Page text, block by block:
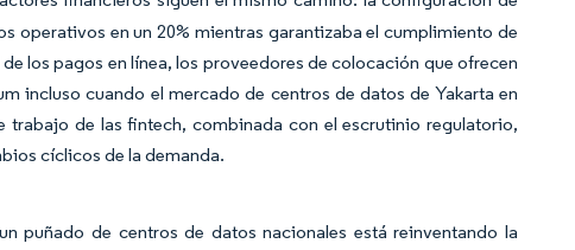
operativos en un 20% mientras garantizaba el cumplimiento de
los pagos en línea, los proveedores de colocación que ofrecen
incluso cuando el mercado de centros de datos de Yakarta en
de las fintech, combinada con el escrutinio regulatorio,
cíclicos de la demanda.
puñado de centros de datos nacionales está reinventando la